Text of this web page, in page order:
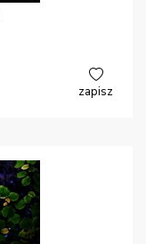
zapisz